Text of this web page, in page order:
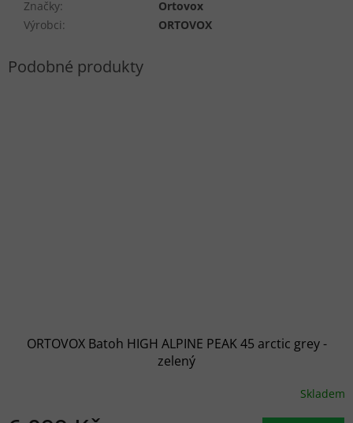
Značky:
Ortovox
Výrobci: ORTOVOX
ORTOVOX Batoh HIGH ALPINE PEAK 45 arctic grey -
zelený
Skladem